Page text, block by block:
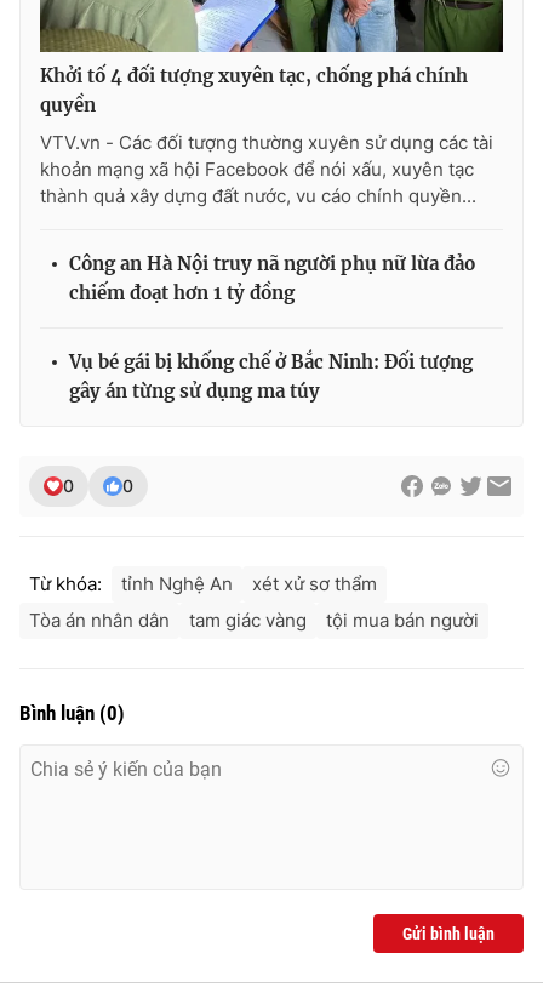
Ðiện thoại Thời báo VTV:024.66 897 897
Email: toasoan@vtv.vn
Liên hệ quảng cáo:024-7300.7108
Khởi tố 4 đối tượng xuyên tạc, chống phá chính
quyền
VTV.vn - Các đối tượng thường xuyên sử dụng các tài
khoản mạng xã hội Facebook để nói xấu, xuyên tạc
thành quả xây dựng đất nước, vu cáo chính quyền...
Công an Hà Nội truy nã người phụ nữ lừa đảo
chiếm đoạt hơn 1 tỷ đồng
Vụ bé gái bị khống chế ở Bắc Ninh: Đối tượng
gây án từng sử dụng ma túy
0 0
Từ khóa: tỉnh Nghệ An
xét xử sơ thẩm
Tòa án nhân dân
tam giác vàng tội mua bán người
Bình luận (0)
Gửi bình luận